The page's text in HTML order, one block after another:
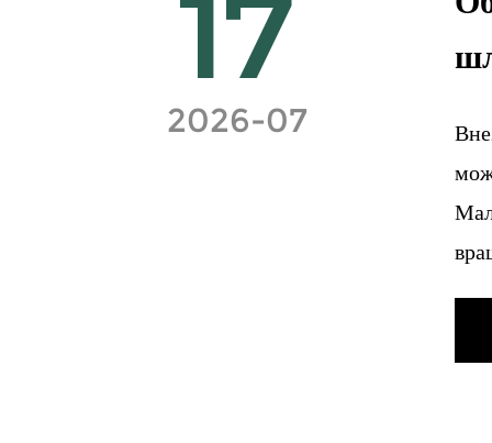
17
2026-07